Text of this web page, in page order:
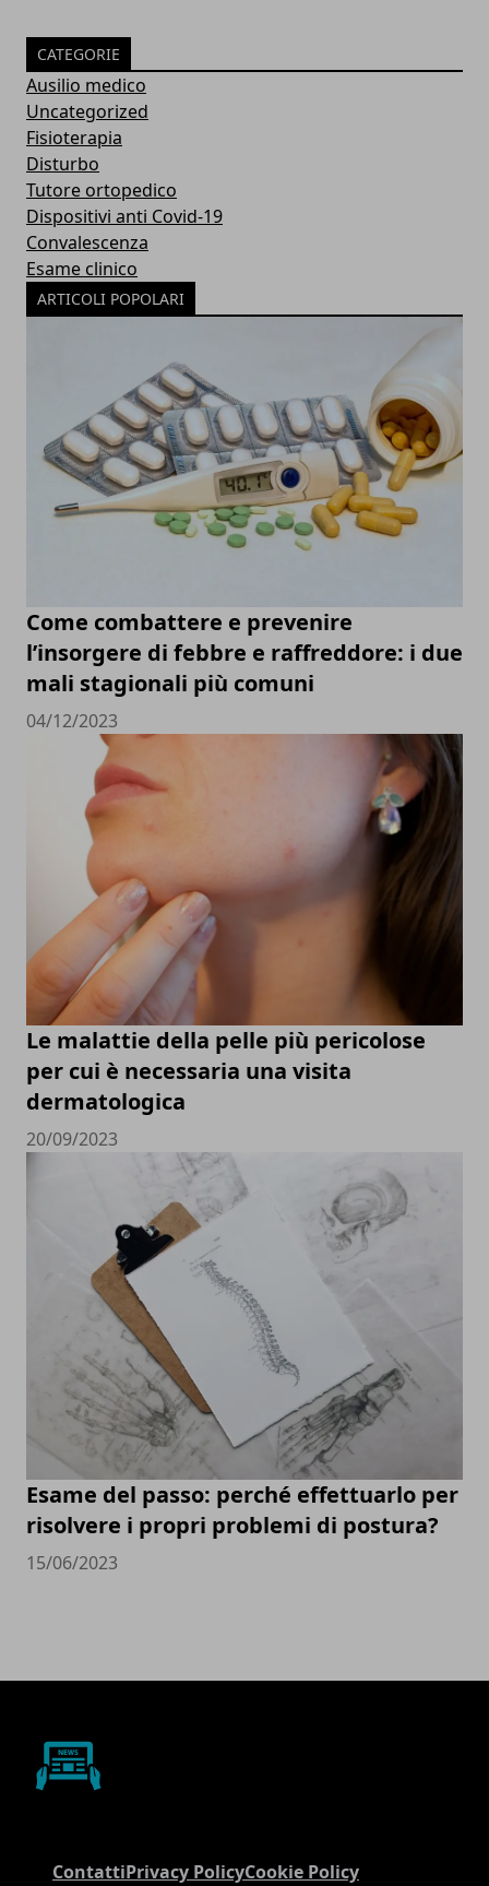
CATEGORIE
Ausilio medico
Uncategorized
Fisioterapia
Disturbo
Tutore ortopedico
Dispositivi anti Covid-19
Convalescenza
Esame clinico
ARTICOLI POPOLARI
Come combattere e prevenire
l’insorgere di febbre e raffreddore: i due
mali stagionali più comuni
04/12/2023
Le malattie della pelle più pericolose
per cui è necessaria una visita
dermatologica
20/09/2023
Esame del passo: perché effettuarlo per
risolvere i propri problemi di postura?
15/06/2023
ContattiPrivacy PolicyCookie Policy